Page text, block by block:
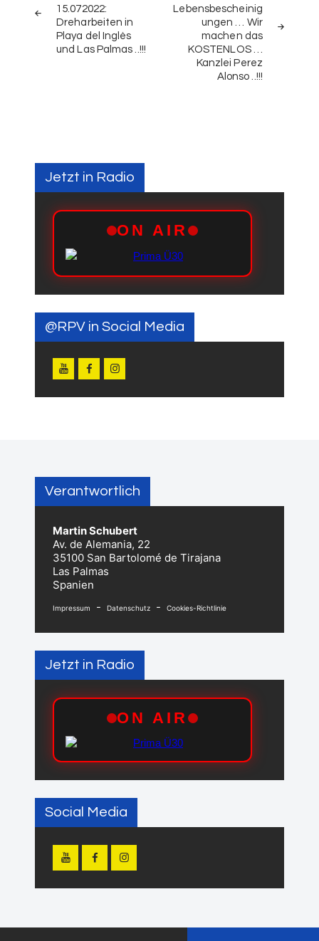
15.072022:
Dreharbeiten in
Playa del Inglès
und Las Palmas ..!!!
Lebensbescheinig
ungen … Wir
machen das
KOSTENLOS …
Kanzlei Perez
Alonso ..!!!
Jetzt in Radio
@RPV in Social Media
Verantwortlich
Martin Schubert
Av. de Alemania, 22
35100 San Bartolomé de Tirajana
Las Palmas
Spanien
Impressum - Datenschutz - Cookies-Richtlinie
Jetzt in Radio
Social Media